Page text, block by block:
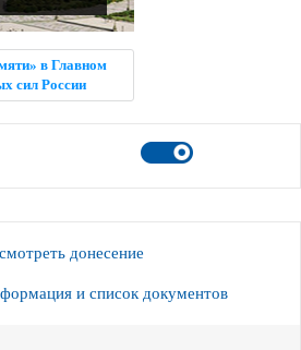
в Главном
сил России
донесение
и список документов